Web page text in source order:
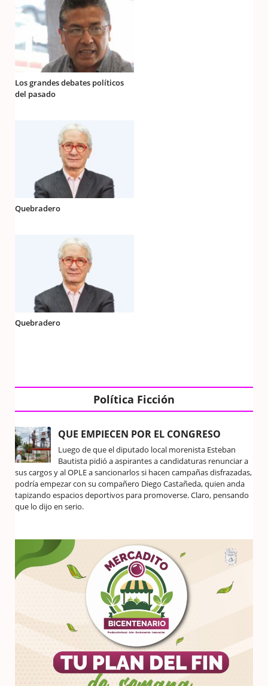
Los grandes debates políticos
del pasado
Quebradero
Quebradero
Política Ficción
QUE EMPIECEN POR EL CONGRESO
Luego de que el diputado local morenista Esteban
Bautista pidió a aspirantes a candidaturas renunciar a
sus cargos y al OPLE a sancionarlos si hacen campañas disfrazadas,
podría empezar con su compañero Diego Castañeda, quien anda
tapizando espacios deportivos para promoverse. Claro, pensando
que lo dijo en serio.